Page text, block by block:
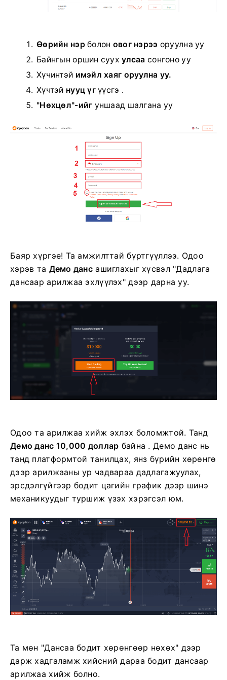
Өөрийн нэрболон овог нэрээ оруулна уу
Байнгын оршин суухулсаа сонгоно уу
Хүчинтэй имэйл хаяг оруулна уу.
Хүчтэй нууц үгүүсгэ .
"Нөхцөл"-ийг уншаад шалгана уу
Баяр хүргэе! Та амжилттай бүртгүүллээ. Одоо
хэрэв та Демо данс ашиглахыг хүсвэл "Дадлага
дансаар арилжаа эхлүүлэх" дээр дарна уу.
Одоо та арилжаа хийж эхлэх боломжтой. Танд
Демо данс 10,000 доллар байна . Демо данс нь
танд платформтой танилцах, янз бүрийн хөрөнгө
дээр арилжааны ур чадвараа дадлагажуулах,
эрсдэлгүйгээр бодит цагийн график дээр шинэ
механикуудыг туршиж үзэх хэрэгсэл юм.
Та мөн "Дансаа бодит хөрөнгөөр ​​нөхөх" дээр
дарж хадгаламж хийсний дараа бодит дансаар
арилжаа хийж болно.